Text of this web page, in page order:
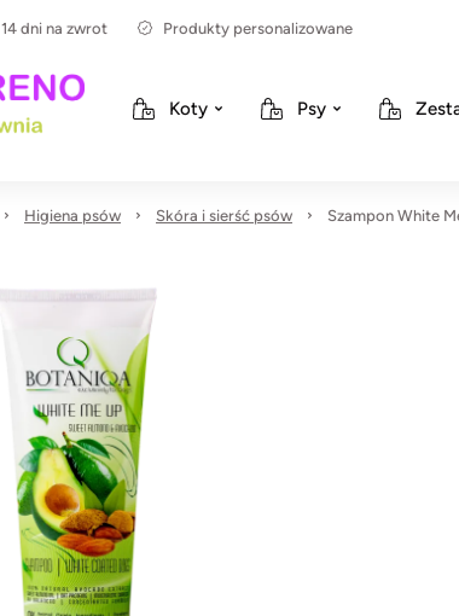
14 dni na zwrot Produkty personalizowane
Koty Psy
Higiena psów Skóra i sierść psów Szampon White